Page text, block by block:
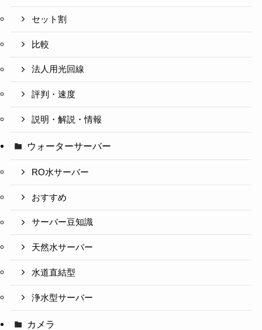
セット割
比較
法人用光回線
評判・速度
説明・解説・情報
ウォーターサーバー
RO水サーバー
おすすめ
サーバー豆知識
天然水サーバー
水道直結型
浄水型サーバー
カメラ